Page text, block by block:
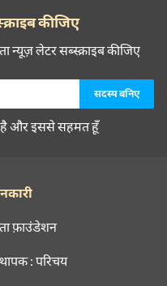
कीजिए
न्यूज़ लेटर सब्स्क्राइब कीजिए
और इससे सहमत हूँ
फ़ाउंडेशन
: परिचय